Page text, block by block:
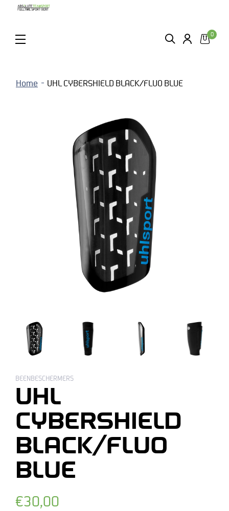
ZOEKEN LOGIN
0
Home UHL CYBERSHIELD BLACK/FLUO BLUE
BEENBESCHERMERS
UHL
CYBERSHIELD
BLACK/FLUO
BLUE
Normale
€30,00